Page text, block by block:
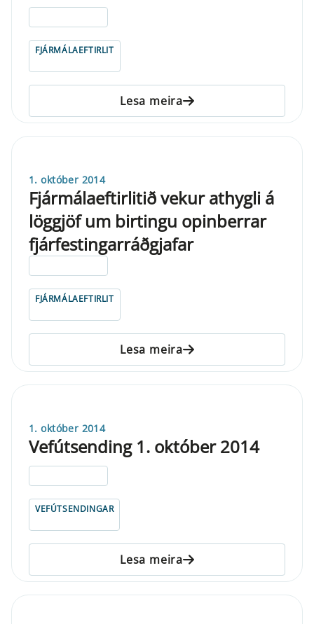
FJÁRMÁLAEFTIRLIT
Lesa meira
1. október 2014
Fjármálaeftirlitið vekur athygli á
löggjöf um birtingu opinberrar
fjárfestingarráðgjafar
FJÁRMÁLAEFTIRLIT
Lesa meira
1. október 2014
Vefútsending 1. október 2014
VEFÚTSENDINGAR
Lesa meira